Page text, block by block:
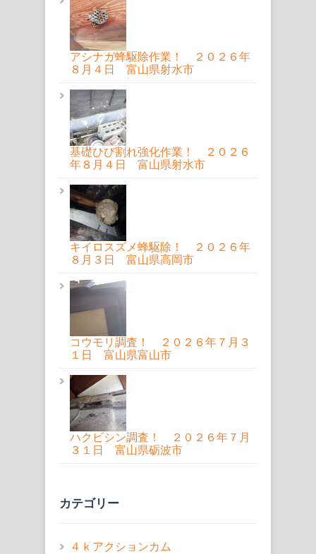
アシナガ蜂駆除作業！ ２０２６年
８月４日 富山県射水市
基礎ひび割れ強化作業！ ２０２６
年８月４日 富山県射水市
キイロスズメ蜂駆除！ ２０２６年
８月３日 富山県高岡市
コウモリ調査！ ２０２６年７月３
１日 富山県富山市
ハクビシン調査！ ２０２６年７月
３１日 富山県砺波市
カテゴリー
４ｋアクションカム